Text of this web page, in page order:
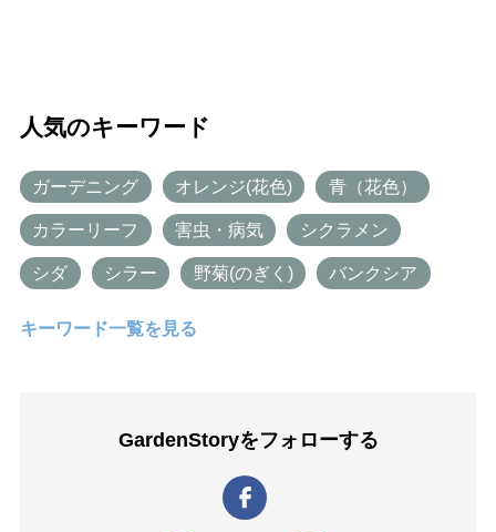
人気のキーワード
ガーデニング オレンジ(花色) 青（花色）
カラーリーフ 害虫・病気 シクラメン
シダ シラー 野菊(のぎく) バンクシア
キーワード一覧を見る
GardenStoryをフォローする